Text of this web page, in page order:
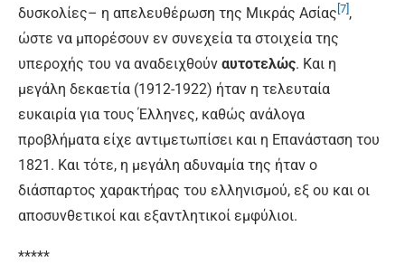
δυσκολίες– η απελευθέρωση της Μικράς Ασίας [7] ,
ώστε να μπορέσουν εν συνεχεία τα στοιχεία της
υπεροχής του να αναδειχθούν αυτοτελώς. Και η
μεγάλη δεκαετία (1912-1922) ήταν η τελευταία
ευκαιρία για τους Έλληνες, καθώς ανάλογα
προβλήματα είχε αντιμετωπίσει και η Επανάσταση του
1821. Και τότε, η μεγάλη αδυναμία της ήταν ο
διάσπαρτος χαρακτήρας του ελληνισμού, εξ ου και οι
αποσυνθετικοί και εξαντλητικοί εμφύλιοι.
*****